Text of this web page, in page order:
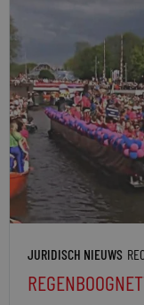
JURIDISCH NIEUWS